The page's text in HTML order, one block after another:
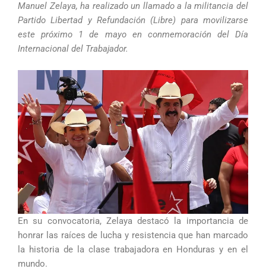
Manuel Zelaya, ha realizado un llamado a la militancia del
Partido Libertad y Refundación (Libre) para movilizarse
este próximo 1 de mayo en conmemoración del Día
Internacional del Trabajador.
En su convocatoria, Zelaya destacó la importancia de
honrar las raíces de lucha y resistencia que han marcado
la historia de la clase trabajadora en Honduras y en el
mundo.